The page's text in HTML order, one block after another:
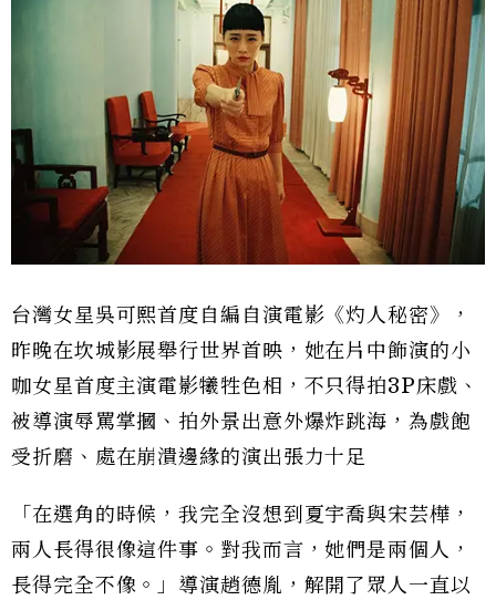
台灣女星吳可熙首度自編自演電影《灼人秘密》，
昨晚在坎城影展舉行世界首映，她在片中飾演的小
咖女星首度主演電影犧牲色相，不只得拍3P床戲、
被導演辱罵掌摑、拍外景出意外爆炸跳海，為戲飽
受折磨、處在崩潰邊緣的演出張力十足
「在選角的時候，我完全沒想到夏宇喬與宋芸樺，
兩人長得很像這件事。對我而言，她們是兩個人，
長得完全不像。」導演趙德胤，解開了眾人一直以